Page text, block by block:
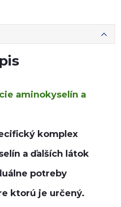
aminokyselín a
komplex
a ďalších látok
potreby
ktorú je určený.